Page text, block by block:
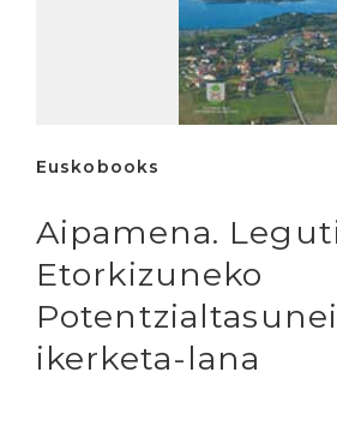
Euskobooks
Aipamena.
Etorkizuneko
ikerketa-lana